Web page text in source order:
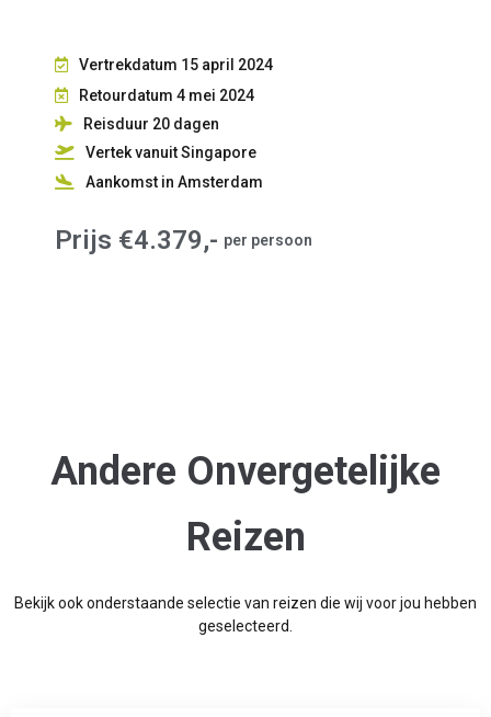
Vertrekdatum 15 april 2024
Retourdatum 4 mei 2024
Reisduur 20 dagen
Vertek vanuit Singapore
Aankomst in Amsterdam
Prijs €4.379,- per persoon
Andere Onvergetelijke
Reizen
Bekijk ook onderstaande selectie van reizen die wij voor jou hebben
geselecteerd.